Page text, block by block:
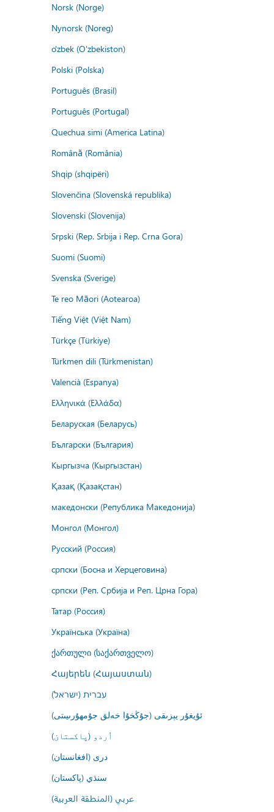
Norsk (Norge)
Nynorsk (Noreg)
o'zbek (O'zbekiston)
Polski (Polska)
Português (Brasil)
Português (Portugal)
Quechua simi (America Latina)
Română (România)
Shqip (shqipëri)
Slovenčina (Slovenská republika)
Slovenski (Slovenija)
Srpski (Rep. Srbija i Rep. Crna Gora)
Suomi (Suomi)
Svenska (Sverige)
Te reo Māori (Aotearoa)
Tiếng Việt (Việt Nam)
Türkçe (Türkiye)
Türkmen dili (Türkmenistan)
Valencià (Espanya)
Ελληνικά (Ελλάδα)
Беларуская (Беларусь)
Български (България)
Кыргызча (Кыргызстан)
Қазақ (Қазақстан)
македонски (Република Македонија)
Монгол (Монгол)
Русский (Россия)
српски (Босна и Херцеговина)
српски (Реп. Србија и Реп. Црна Гора)
Татар (Россия)
Українська (Україна)
ქართული (საქართველო)
Հայերեն (Հայաստան)
עברית (ישראל)
ئۇيغۇر يېزىقى (جۇڭخۇا خەلق جۇمھۇرىيىتى)
اُردو (پاکستان)
درى (افغانستان)
سنڌي (پاکستان)
عربي (المنطقة العربية)